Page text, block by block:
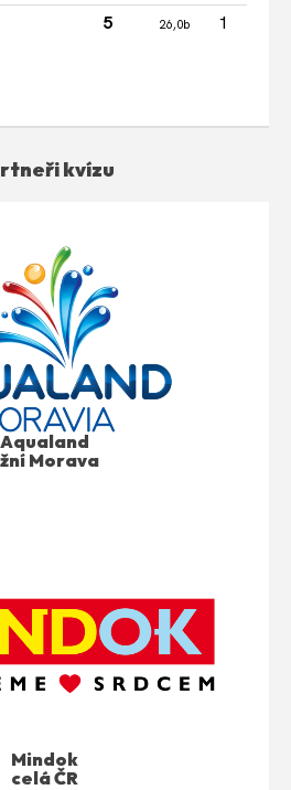
5 26,0b 1
kvízu
Aqualand
Morava
Mindok
celá ČR